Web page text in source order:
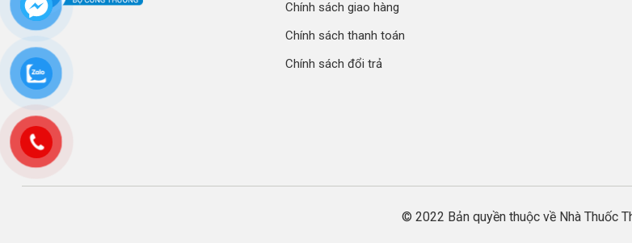
Chính sách giao hàng
Chính sách thanh toán
Chính sách đổi trả
© 2022 Bản quyền thuộc về Nhà Thuốc